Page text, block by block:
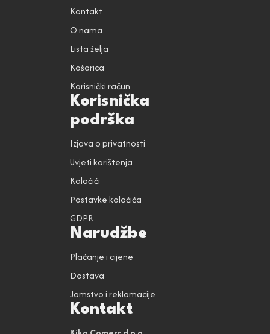
Kontakt
O nama
Lista želja
Košarica
Korisnički račun
Korisnička
podrška
Izjava o privatnosti
Uvjeti korištenja
Kolačići
Postavke kolačića
GDPR
Narudžbe
Plaćanje i cijene
Dostava
Jamstvo i reklamacije
Kontakt